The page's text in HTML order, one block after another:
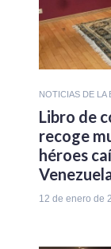
NOTICIAS DE LA
Libro de
recoge
héroes
12 de enero de